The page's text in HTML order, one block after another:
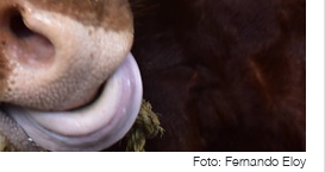
Foto: Fernando Eloy